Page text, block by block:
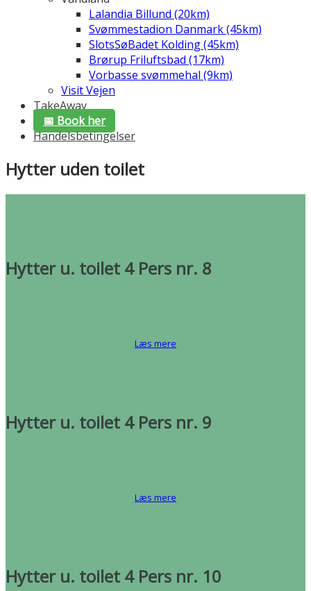
Lalandia Billund (20km)
Svømmestadion Danmark (45km)
SlotsSøBadet Kolding (45km)
Brørup Friluftsbad (17km)
Vorbasse svømmehal (9km)
Visit Vejen
TakeAway
📅 Book her
Handelsbetingelser
Hytter uden toilet
Hytter u. toilet 4 Pers nr. 8
Læs mere
Hytter u. toilet 4 Pers nr. 9
Læs mere
Hytter u. toilet 4 Pers nr. 10